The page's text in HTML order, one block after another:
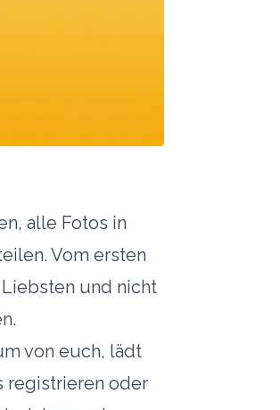
alle Fotos in
Vom ersten
und nicht
von euch, lädt
registrieren oder